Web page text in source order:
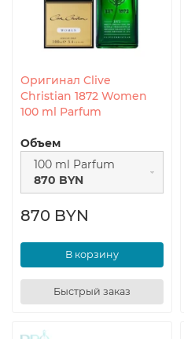
Оригинал Clive
Christian 1872 Women
100 ml Parfum
Объем
100 ml Parfum
870 BYN
870 BYN
В корзину
Быстрый заказ